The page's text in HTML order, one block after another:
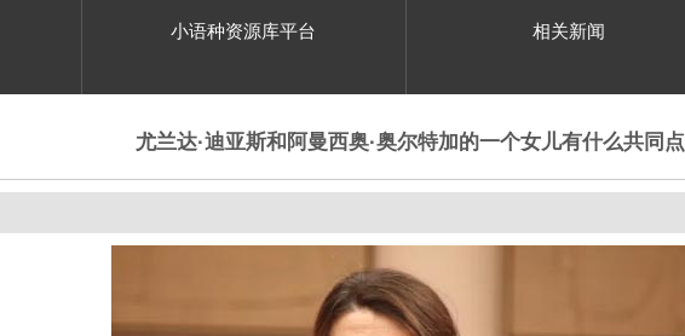
小语种资源库平台 相关新闻
尤兰达·迪亚斯和阿曼西奥·奥尔特加的一个女儿有什么共同点